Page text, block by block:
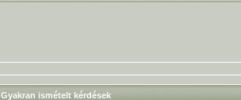
Gyakran ismételt kérdések